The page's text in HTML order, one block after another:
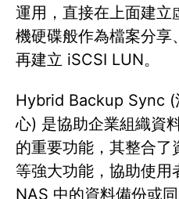
運用，直接在上面建立
機硬碟般作為檔案分享
再建立 iSCSI LUN。
Hybrid Backup Sync (
心) 是協助企業組織資
的重要功能，其整合
等強大功能，協助使用
NAS 中的資料備份或